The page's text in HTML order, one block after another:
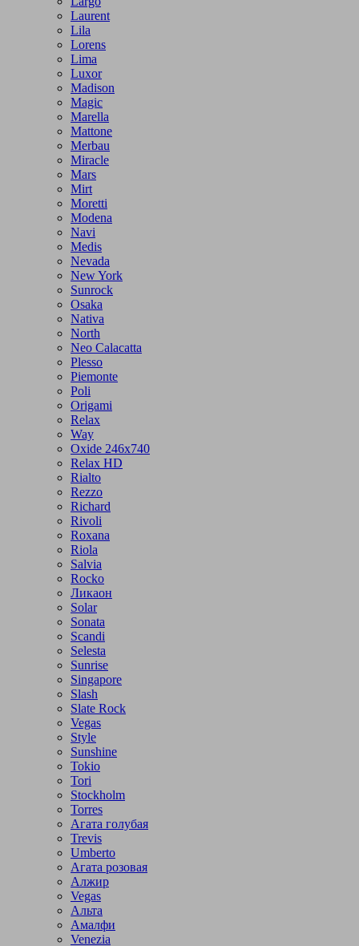
Laurent
Lila
Lorens
Lima
Luxor
Madison
Magic
Marella
Mattone
Merbau
Miracle
Mars
Mirt
Moretti
Modena
Navi
Medis
Nevada
New York
Sunrock
Osaka
Nativa
North
Neo Calacatta
Plesso
Piemonte
Poli
Origami
Relax
Way
Oxide 246x740
Relax HD
Rialto
Rezzo
Richard
Rivoli
Roxana
Riola
Salvia
Rocko
Ликаон
Solar
Sonata
Scandi
Selesta
Sunrise
Singapore
Slash
Slate Rock
Vegas
Style
Sunshine
Tokio
Tori
Stockholm
Torres
Агата голубая
Trevis
Umberto
Агата розовая
Алжир
Vegas
Альта
Амалфи
Venezia